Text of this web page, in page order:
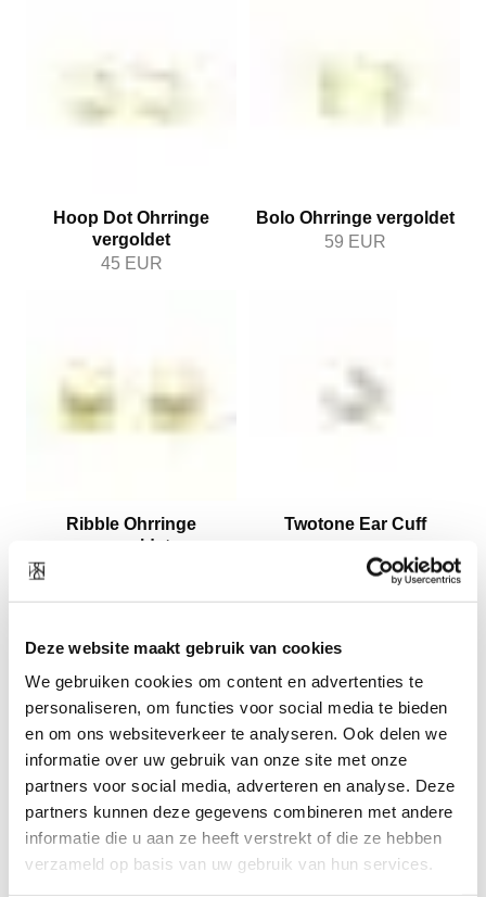
Deze website maakt gebruik van cookies
We gebruiken cookies om content en advertenties te
personaliseren, om functies voor social media te bieden
en om ons websiteverkeer te analyseren. Ook delen we
informatie over uw gebruik van onze site met onze
partners voor social media, adverteren en analyse. Deze
partners kunnen deze gegevens combineren met andere
informatie die u aan ze heeft verstrekt of die ze hebben
verzameld op basis van uw gebruik van hun services.
Hoop Dot Ohrringe
vergoldet
45 EUR
Bolo Ohrringe vergoldet
59 EUR
Ribble Ohrringe
vergoldet
Twotone Ear Cuff
Bold Ohrringe vergoldet
35
EUR
Melt Ohrringe vergoldet
45